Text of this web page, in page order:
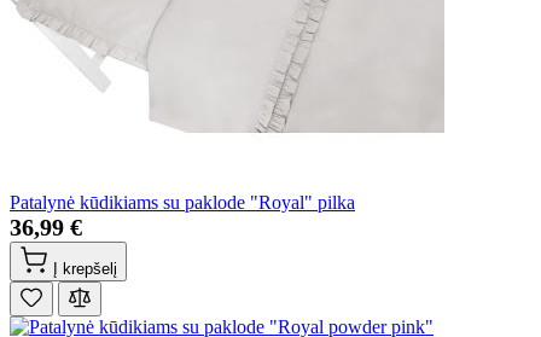
Patalynė kūdikiams su paklode "Royal" pilka
36,99 €
Į krepšelį